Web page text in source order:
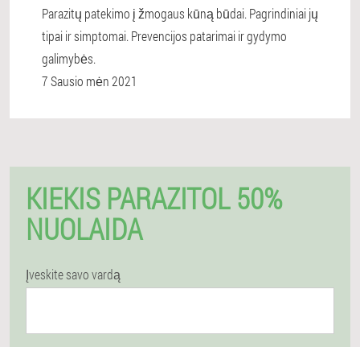
Parazitų patekimo į žmogaus kūną būdai. Pagrindiniai jų
tipai ir simptomai. Prevencijos patarimai ir gydymo
galimybės.
7 Sausio mėn 2021
KIEKIS PARAZITOL 50%
NUOLAIDA
Įveskite savo vardą